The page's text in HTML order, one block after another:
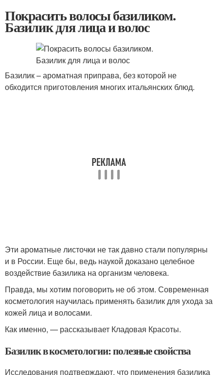
Покрасить волосы базиликом.
Базилик для лица и волос
Базилик – ароматная приправа, без которой не
обходится приготовления многих итальянских блюд.
Эти ароматные листочки не так давно стали популярны
и в России. Еще бы, ведь наукой доказано целебное
воздействие базилика на организм человека.
Правда, мы хотим поговорить не об этом. Современная
косметология научилась применять базилик для ухода за
кожей лица и волосами.
Как именно, — рассказывает Кладовая Красоты.
Базилик в косметологии: полезные свойства
Исследования подтверждают, что применения базилика